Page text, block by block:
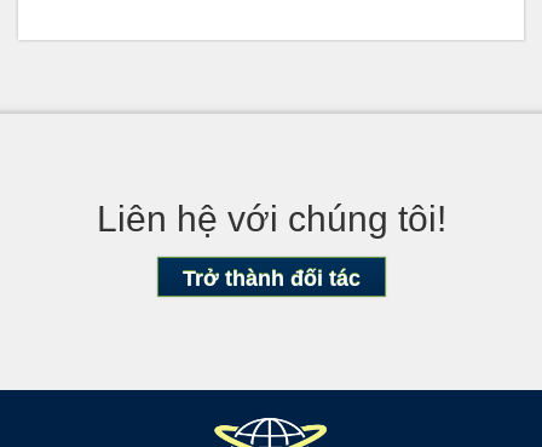
Liên hệ với chúng tôi!
Trở thành đối tác